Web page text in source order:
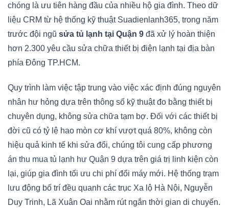
chóng là ưu tiên hàng đầu của nhiều hộ gia đình. Theo dữ
liệu CRM từ hệ thống kỹ thuật Suadienlanh365, trong năm
trước đội ngũ sửa tủ lạnh tại Quận 9 đã xử lý hoàn thiện
hơn 2.300 yêu cầu sửa chữa thiết bị điện lạnh tại địa bàn
phía Đông TP.HCM.
Quy trình làm việc tập trung vào việc xác định đúng nguyên
nhân hư hỏng dựa trên thông số kỹ thuật đo bằng thiết bị
chuyên dụng, không sửa chữa tạm bợ. Đối với các thiết bị
đời cũ có tỷ lệ hao mòn cơ khí vượt quá 80%, không còn
hiệu quả kinh tế khi sửa đổi, chúng tôi cung cấp phương
án thu mua tủ lạnh hư Quận 9 dựa trên giá trị linh kiện còn
lại, giúp gia đình tối ưu chi phí đổi máy mới. Hệ thống trạm
lưu động bố trí đều quanh các trục Xa lộ Hà Nội, Nguyễn
Duy Trinh, Lã Xuân Oai nhằm rút ngắn thời gian di chuyển.